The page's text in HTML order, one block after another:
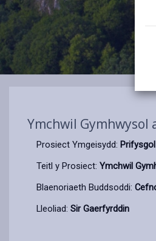
Ymchwil Gymhwysol
Prosiect Ymgeisydd:
Teitl y Prosiect: Ymchwil
Blaenoriaeth Buddsoddi:
Lleoliad: Sir Gaerfyrddin